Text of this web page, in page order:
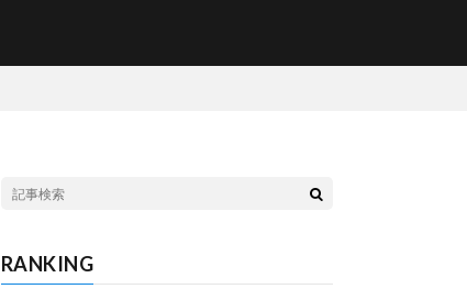
RANKING